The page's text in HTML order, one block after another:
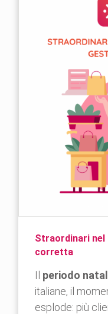
Straordinari
corretta
Il periodo
italiane, il
esplode: più